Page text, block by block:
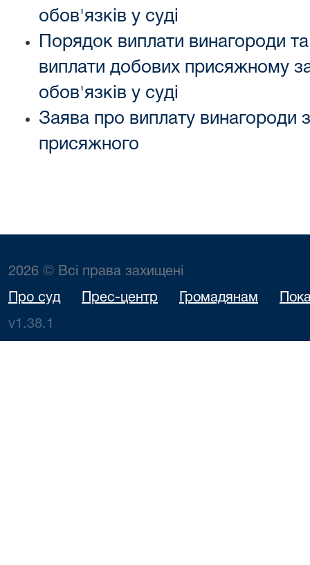
обов'язків у суді
Порядок виплати винагороди
виплати добових присяжному
обов'язків у суді
Заява про виплату винагороди
присяжного
2026 © Всі права захищені
Про суд Прес-центр Громадянам
v1.38.1